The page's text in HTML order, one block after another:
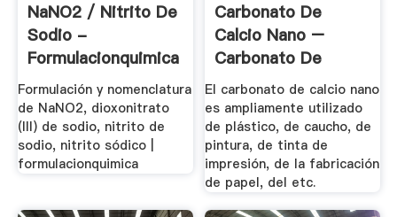
NaNO2 / Nitrito De
Sodio -
Formulacionquimica
Formulación y nomenclatura
de NaNO2, dioxonitrato
(III) de sodio, nitrito de
sodio, nitrito sódico |
formulacionquimica
Carbonato De
Calcio Nano –
Carbonato De
Calcio .
El carbonato de calcio nano
es ampliamente utilizado
de plástico, de caucho, de
pintura, de tinta de
impresión, de la fabricación
de papel, del etc.